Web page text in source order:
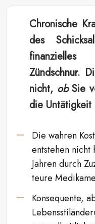
Chronische
des
Zündschnur.
nicht, obSie
die Untätigkeit
Die wahren
entstehen nicht
Jahren durch
teure
Konsequente,